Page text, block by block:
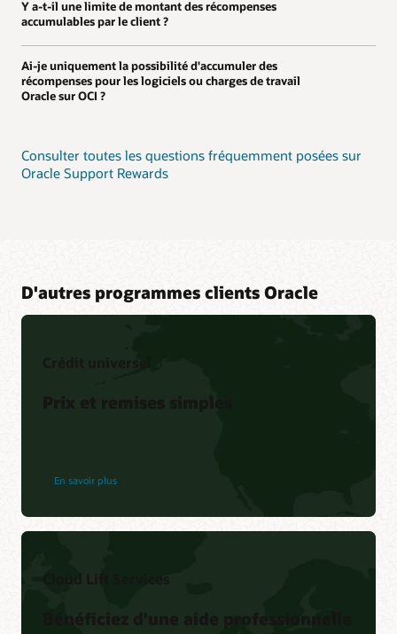
Y a-t-il une limite de montant des récompenses
accumulables par le client ?
Ai-je uniquement la possibilité d'accumuler des
récompenses pour les logiciels ou charges de travail
Oracle sur OCI ?
Consulter toutes les questions fréquemment posées sur
Oracle Support Rewards
D'autres programmes clients Oracle
En savoir plus
Bénéficiez d'une aide professionnelle